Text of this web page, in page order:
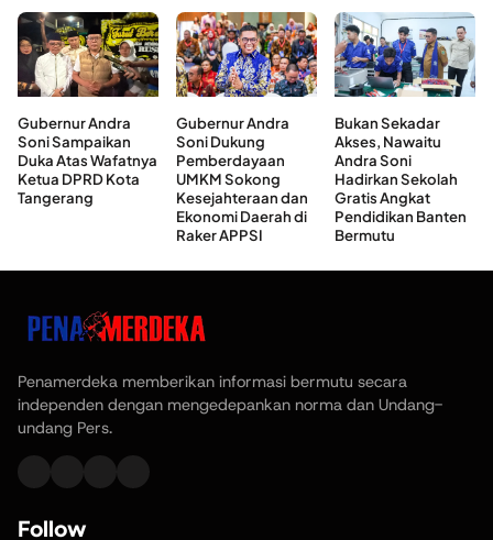
Gubernur Andra
Soni Sampaikan
Duka Atas Wafatnya
Ketua DPRD Kota
Tangerang
Gubernur Andra
Soni Dukung
Pemberdayaan
UMKM Sokong
Kesejahteraan dan
Ekonomi Daerah di
Raker APPSI
Bukan Sekadar
Akses, Nawaitu
Andra Soni
Hadirkan Sekolah
Gratis Angkat
Pendidikan Banten
Bermutu
Penamerdeka memberikan informasi bermutu secara
independen dengan mengedepankan norma dan Undang-
undang Pers.
Follow